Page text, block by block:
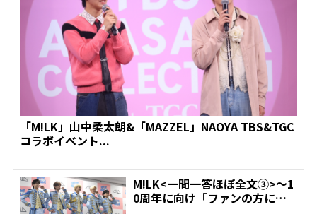
「M!LK」山中柔太朗&「MAZZEL」NAOYA TBS&TGC
コラボイベント...
M!LK<一問一答ほぼ全文③>～1
0周年に向け「ファンの方に感